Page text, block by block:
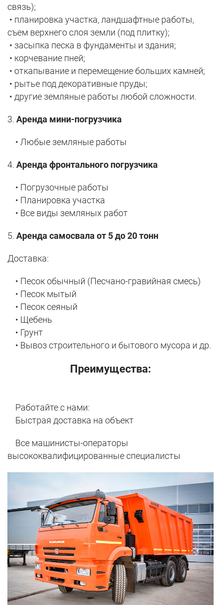
связь);
• планировка участка, ландшафтные работы,
съем верхнего слоя земли (под плитку);
• засыпка песка в фундаменты и здания;
• корчевание пней;
• откапывание и перемещение больших камней;
• рытье под декоративные пруды;
• другие земляные работы любой сложности.
3. Аренда мини-погрузчика
• Любые земляные работы
4. Аренда фронтального погрузчика
• Погрузочные работы
• Планировка участка
• Все виды земляных работ
5. Аренда самосвала от 5 до 20 тонн
Доставка:
• Песок обычный (Песчано-гравийная смесь)
• Песок мытый
• Песок сеяный
• Щебень
• Грунт
• Вывоз строительного и бытового мусора и др.
Преимущества:
Работайте с нами:
Быстрая доставка на объект
Все машинисты-операторы
высококвалифицированные специалисты